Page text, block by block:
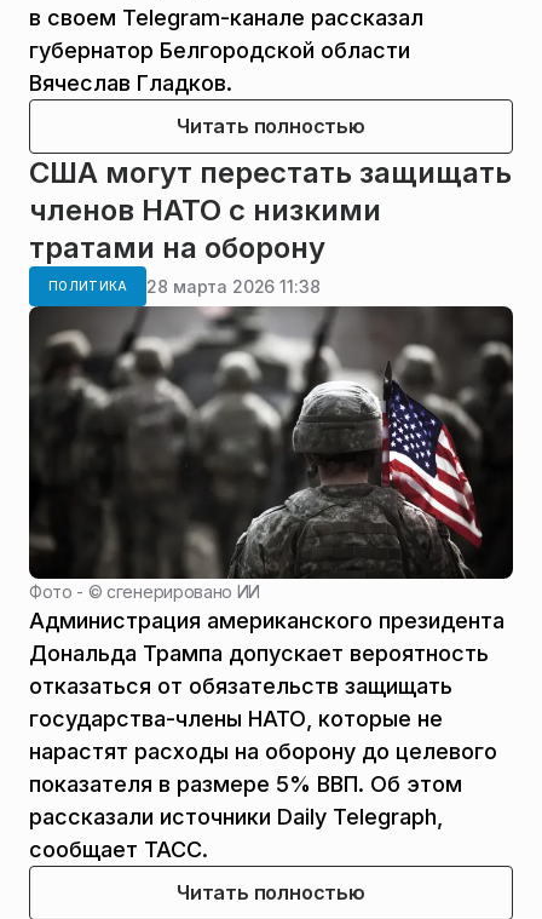
в своем Telegram-канале рассказал
губернатор Белгородской области
Вячеслав Гладков.
Читать полностью
США могут перестать защищать
членов НАТО с низкими
тратами на оборону
ПОЛИТИКА 28 марта 2026 11:38
Фото - © сгенерировано ИИ
Администрация американского президента
Дональда Трампа допускает вероятность
отказаться от обязательств защищать
государства-члены НАТО, которые не
нарастят расходы на оборону до целевого
показателя в размере 5% ВВП. Об этом
рассказали источники Daily Telegraph,
сообщает ТАСС.
Читать полностью